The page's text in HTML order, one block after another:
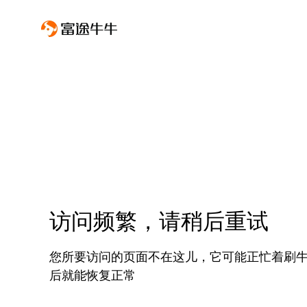
访问频繁，请稍后重试
您所要访问的页面不在这儿，它可能正忙着刷
后就能恢复正常